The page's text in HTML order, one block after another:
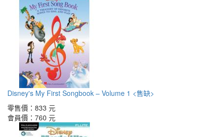
Disney's My First Songbook – Volume 1 <售缺>
零售價： 833 元
會員價： 760 元